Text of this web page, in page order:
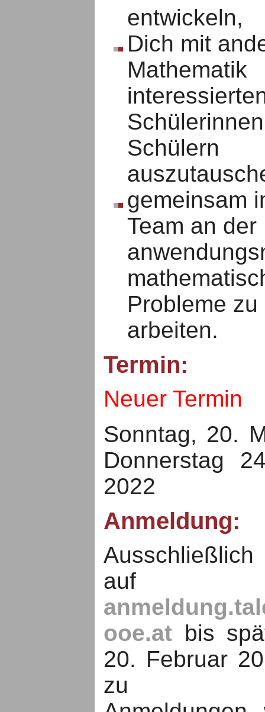
entwickeln,
Dich mit
Mathematik
Schülern
gemeinsam
Team an der
Probleme zu
arbeiten.
Termin:
Neuer Termin
Sonntag, 20.
Donnerstag
2022
Anmeldung:
auf
ooe.at bis
20. Februar
zu